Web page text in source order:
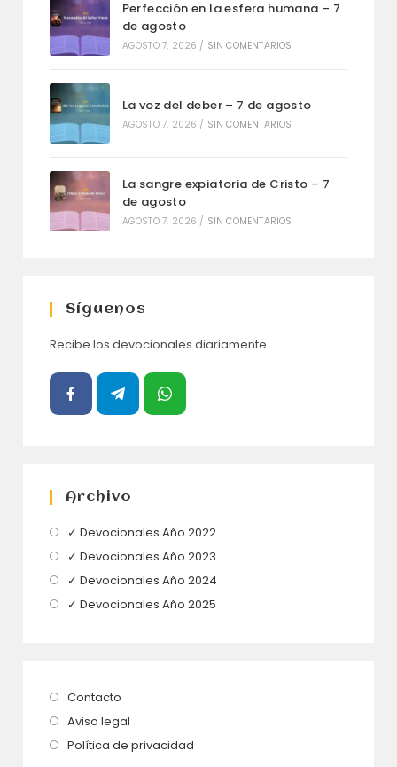
Perfección en la esfera humana – 7
de agosto
AGOSTO 7, 2026 / SIN COMENTARIOS
La voz del deber – 7 de agosto
AGOSTO 7, 2026 / SIN COMENTARIOS
La sangre expiatoria de Cristo – 7
de agosto
AGOSTO 7, 2026 / SIN COMENTARIOS
Síguenos
Recibe los devocionales diariamente
Archivo
✓ Devocionales Año 2022Se
✓ Devocionales Año 2023
abre
✓ Devocionales Año 2024
✓ Devocionales Año 2025
Contacto
abre
en
Aviso legal
abre
Política de privacidad